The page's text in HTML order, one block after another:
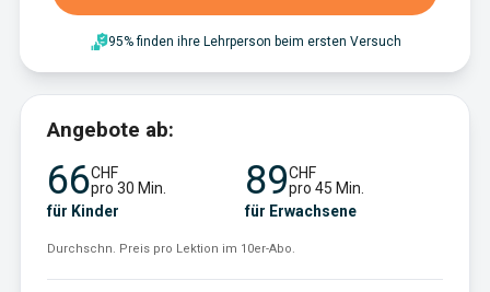
95% finden ihre Lehrperson beim ersten Versuch
Angebote ab:
66CHF
pro 30 Min.
für Kinder
89CHF
pro 45 Min.
für Erwachsene
Durchschn. Preis pro Lektion im 10er-Abo.